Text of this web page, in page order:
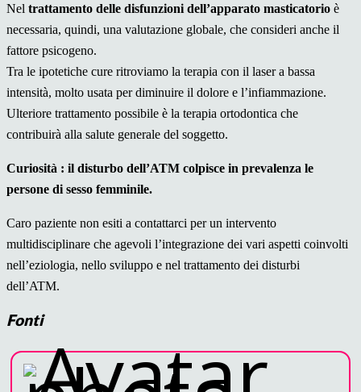
Nel trattamento delle disfunzioni dell’apparato masticatorio è
necessaria, quindi, una valutazione globale, che consideri anche il
fattore psicogeno.
Tra le ipotetiche cure ritroviamo la terapia con il laser a bassa
intensità, molto usata per diminuire il dolore e l’infiammazione.
Ulteriore trattamento possibile è la terapia ortodontica che
contribuirà alla salute generale del soggetto.
Curiosità : il disturbo dell’ATM colpisce in prevalenza le
persone di sesso femminile.
Caro paziente non esiti a contattarci per un intervento
multidisciplinare che agevoli l’integrazione dei vari aspetti coinvolti
nell’eziologia, nello sviluppo e nel trattamento dei disturbi
dell’ATM.
Fonti